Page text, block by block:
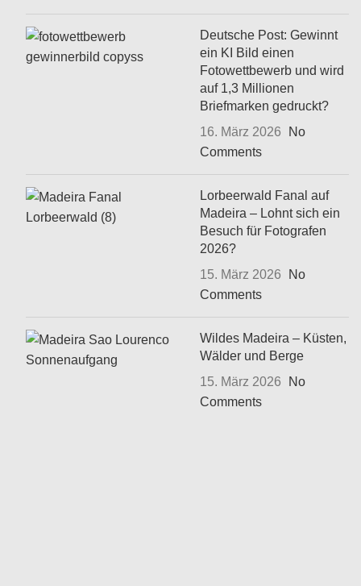
Deutsche Post: Gewinnt
ein KI Bild einen
Fotowettbewerb und wird
auf 1,3 Millionen
Briefmarken gedruckt?
16. März 2026
No
Comments
Lorbeerwald Fanal auf
Madeira – Lohnt sich ein
Besuch für Fotografen
2026?
15. März 2026
No
Comments
Wildes Madeira – Küsten,
Wälder und Berge
15. März 2026
No
Comments